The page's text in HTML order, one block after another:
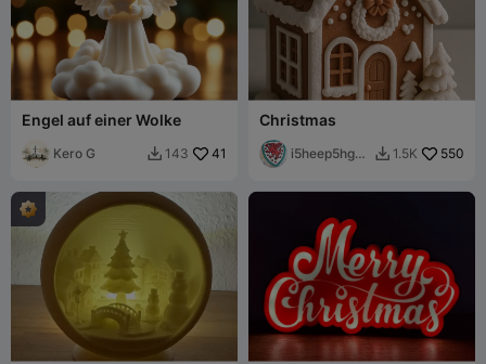
Engel auf einer Wolke
Kero G  143 41
Christmas
i5heep5hgge
 1.5K 550